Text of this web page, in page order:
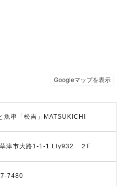
魚串「松吉」MATSUKICHI
津市大路1-1-1 Lty932 ２F
7480